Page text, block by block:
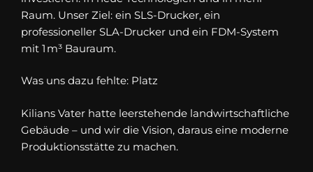
Raum. Unser Ziel: ein SLS-Drucker, ein
professioneller SLA-Drucker und ein FDM-System
mit 1 m³ Bauraum.
Was uns dazu fehlte: Platz
Kilians Vater hatte leerstehende landwirtschaftliche
Gebäude – und wir die Vision, daraus eine moderne
Produktionsstätte zu machen.